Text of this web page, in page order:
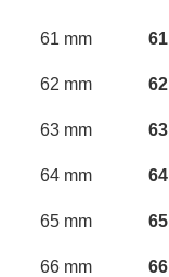
61 mm 61
62 mm 62
63 mm 63
64 mm 64
65 mm 65
66 mm 66